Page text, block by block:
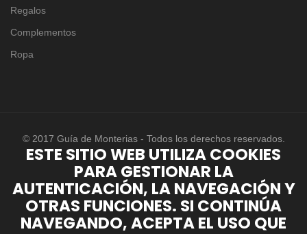
Regalos
Complementos
Ropa
© 2017 Guía de Monterias - Todos los derechos reservados.
ESTE SITIO WEB UTILIZA COOKIES
PARA GESTIONAR LA
AUTENTICACIÓN, LA NAVEGACIÓN Y
OTRAS FUNCIONES. SI CONTINÚA
NAVEGANDO, ACEPTA EL USO QUE